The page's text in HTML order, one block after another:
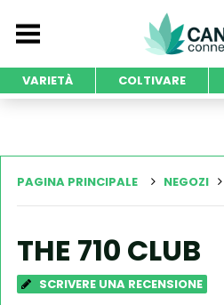
VARIETÀ COLTIVARE
PAGINA PRINCIPALE NEGOZI
THE 710 CLUB
SCRIVERE UNA RECENSIONE